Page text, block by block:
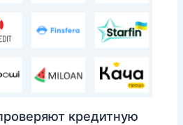
кредитную